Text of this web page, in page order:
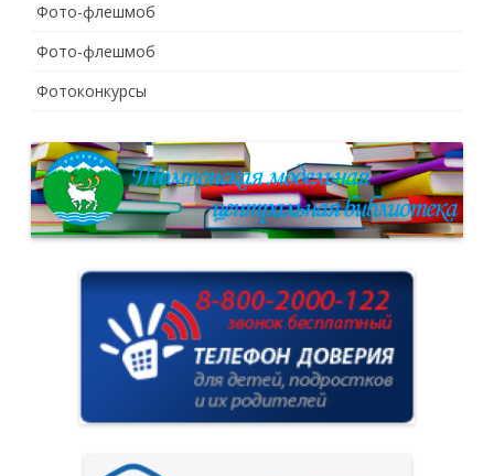
Фото-флешмоб
Фото-флешмоб
Фотоконкурсы